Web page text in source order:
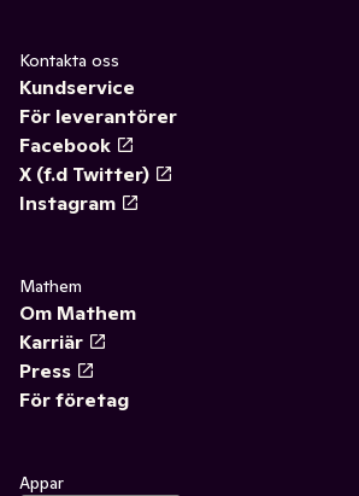
Kontakta oss
Kundservice
För leverantörer
Facebook
X (f.d Twitter)
Instagram
Mathem
Om Mathem
Karriär
Press
För företag
Appar